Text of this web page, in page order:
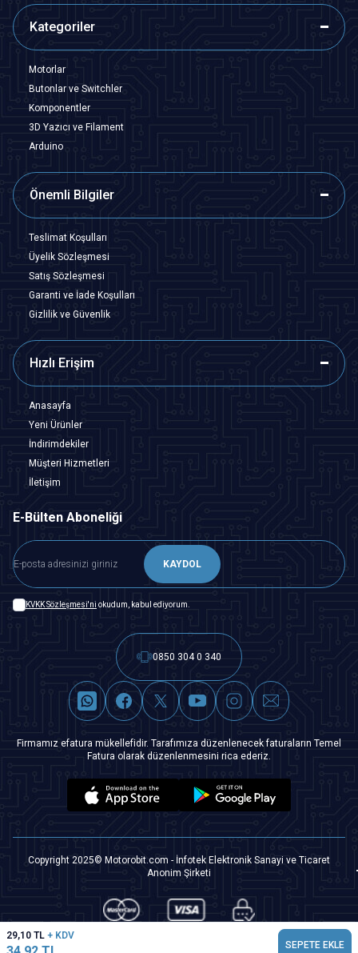
29,10 TL + KDV
SEPETE EKLE
Kategoriler
Motorlar
Butonlar ve Switchler
Komponentler
3D Yazıcı ve Filament
Arduino
Önemli Bilgiler
Teslimat Koşulları
Üyelik Sözleşmesi
Satış Sözleşmesi
Garanti ve İade Koşulları
Gizlilik ve Güvenlik
Hızlı Erişim
Anasayfa
Yeni Ürünler
İndirimdekiler
Müşteri Hizmetleri
İletişim
E-Bülten Aboneliği
KAYDOL
KVKK Sözleşmesi'ni okudum, kabul ediyorum.
0850 304 0 340
Firmamız efatura mükellefidir. Tarafımıza düzenlenecek faturaların Temel
Fatura olarak düzenlenmesini rica ederiz.
Copyright 2025© Motorobit.com - İnfotek Elektronik Sanayi ve Ticaret
Anonim Şirketi